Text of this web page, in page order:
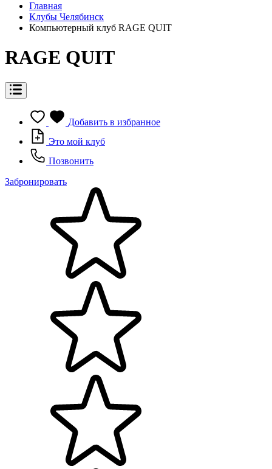
Главная
Клубы Челябинск
Компьютерный клуб RAGE QUIT
RAGE QUIT
Добавить в избранное
Это мой клуб
Позвонить
Забронировать